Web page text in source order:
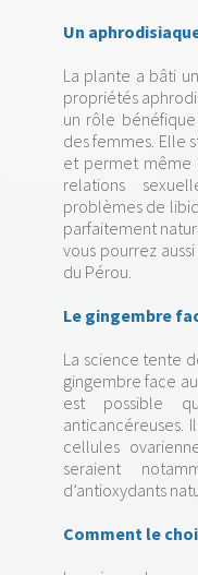
Un
La plante a bâti
propriétés
un rôle
des femmes. Elle
et permet même
relations
problèmes de
parfaitement
vous pourrez
du Pérou.
Le gingembre
La science tente
gingembre face
est possible
anticancéreuses.
cellules
seraient
d’antioxydants
Comment le